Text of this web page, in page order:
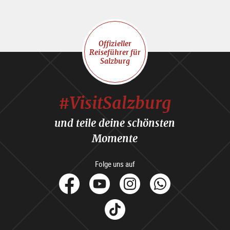
Offizieller
Reiseführer für
Salzburg
#VisitSalzburg
und teile deine schönsten
Momente
Folge uns auf
facebook
YoutubeInstagram
Tik